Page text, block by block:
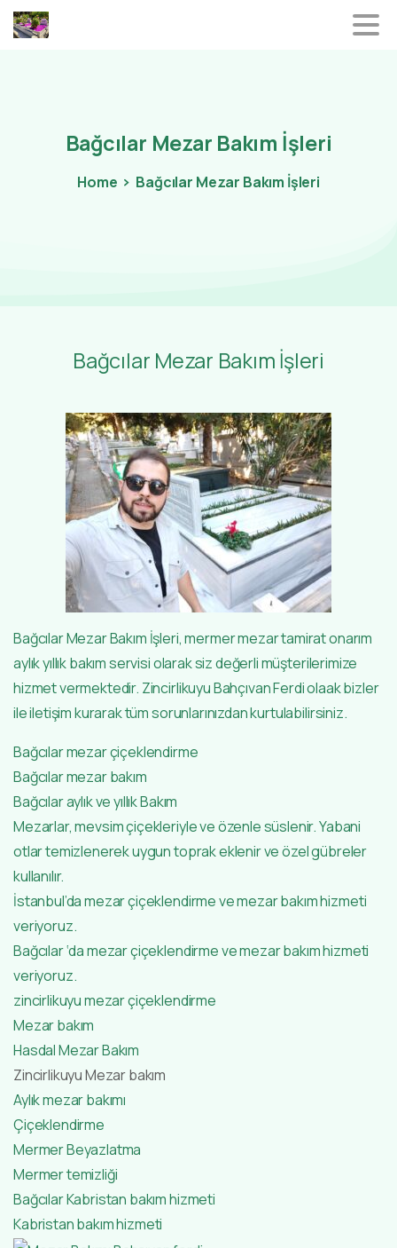
Bağcılar Mezar Bakım İşleri
Home Bağcılar Mezar Bakım İşleri
Bağcılar Mezar Bakım İşleri
Bağcılar Mezar Bakım İşleri, mermer mezar tamirat onarım
aylık yıllık bakım servisi olarak siz değerli müşterilerimize
hizmet vermektedir. Zincirlikuyu Bahçıvan Ferdi olaak bizler
ile iletişim kurarak tüm sorunlarınızdan kurtulabilirsiniz.
Bağcılar mezar çiçeklendirme
Bağcılar mezar bakım
Bağcılar aylık ve yıllık Bakım
Mezarlar, mevsim çiçekleriyle ve özenle süslenir. Yabani
otlar temizlenerek uygun toprak eklenir ve özel gübreler
kullanılır.
İstanbul’da mezar çiçeklendirme ve mezar bakım hizmeti
veriyoruz.
Bağcılar ‘da mezar çiçeklendirme ve mezar bakım hizmeti
veriyoruz.
zincirlikuyu mezar çiçeklendirme
Mezar bakım
Hasdal Mezar Bakım
Zincirlikuyu Mezar bakım
Aylık mezar bakımı
Çiçeklendirme
Mermer Beyazlatma
Mermer temizliği
Bağcılar Kabristan bakım hizmeti
Kabristan bakım hizmeti